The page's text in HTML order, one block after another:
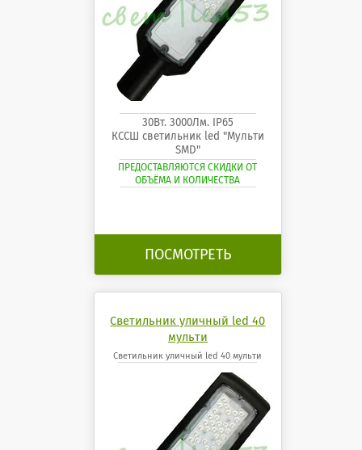
30Вт. 3000Лм. IP65
КССШ светильник led "Мульти
SMD"
ПРЕДОСТАВЛЯЮТСЯ СКИДКИ ОТ
ОБЪЁМА И КОЛИЧЕСТВА
ПОСМОТРЕТЬ
Светильник уличный led 40
мульти
Светильник уличный led 40 мульти